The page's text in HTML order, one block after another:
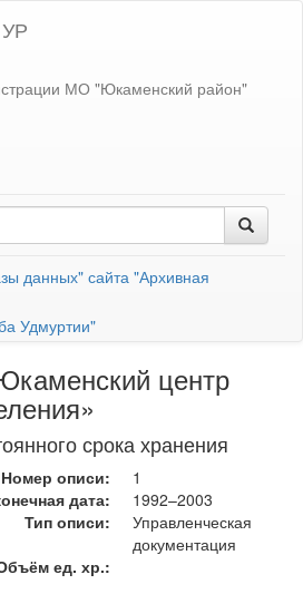
МО "Юкаменский район"
данных" сайта "Архивная
Удмуртии"
центр
срока хранения
Номер описи:
1
дата:
1992–2003
Тип описи:
Управленческая
документация
ед. хр.: